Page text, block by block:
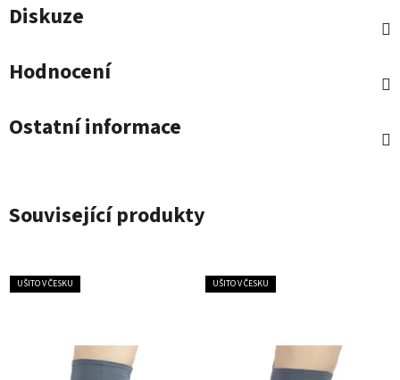
Diskuze
Hodnocení
Ostatní informace
Související produkty
UŠITO V ČESKU UŠITO V ČESKU